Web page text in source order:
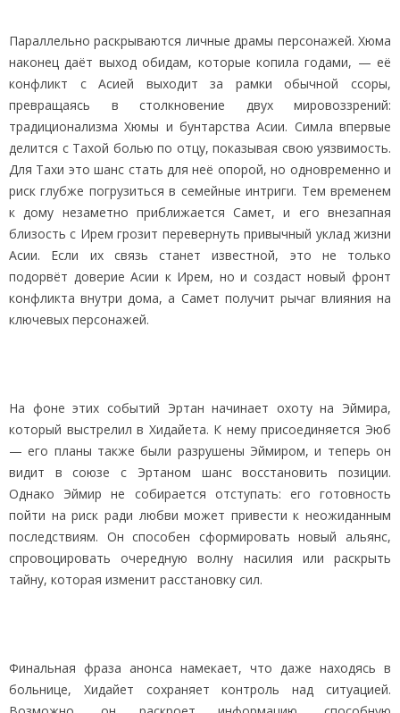
Параллельно раскрываются личные драмы персонажей. Хюма
наконец даёт выход обидам, которые копила годами, — её
конфликт с Асией выходит за рамки обычной ссоры,
превращаясь в столкновение двух мировоззрений:
традиционализма Хюмы и бунтарства Асии. Симла впервые
делится с Тахой болью по отцу, показывая свою уязвимость.
Для Тахи это шанс стать для неё опорой, но одновременно и
риск глубже погрузиться в семейные интриги. Тем временем
к дому незаметно приближается Самет, и его внезапная
близость с Ирем грозит перевернуть привычный уклад жизни
Асии. Если их связь станет известной, это не только
подорвёт доверие Асии к Ирем, но и создаст новый фронт
конфликта внутри дома, а Самет получит рычаг влияния на
ключевых персонажей.
На фоне этих событий Эртан начинает охоту на Эймира,
который выстрелил в Хидайета. К нему присоединяется Эюб
— его планы также были разрушены Эймиром, и теперь он
видит в союзе с Эртаном шанс восстановить позиции.
Однако Эймир не собирается отступать: его готовность
пойти на риск ради любви может привести к неожиданным
последствиям. Он способен сформировать новый альянс,
спровоцировать очередную волну насилия или раскрыть
тайну, которая изменит расстановку сил.
Финальная фраза анонса намекает, что даже находясь в
больнице, Хидайет сохраняет контроль над ситуацией.